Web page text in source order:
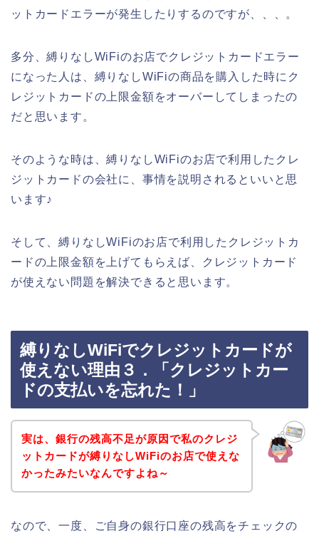
ットカードエラーが発生したりするのですが、、、。
多分、縛りなしWiFiのお店でクレジットカードエラー
になった人は、縛りなしWiFiの商品を購入した時にク
レジットカードの上限金額をオーバーしてしまったの
だと思います。
そのような時は、縛りなしWiFiのお店で利用したクレ
ジットカードの会社に、事情を説明されるといいと思
います♪
そして、縛りなしWiFiのお店で利用したクレジットカ
ードの上限金額を上げてもらえば、クレジットカード
が使えない問題を解決できると思います。
縛りなしWiFiでクレジットカードが
使えない理由３．「クレジットカー
ドの支払いを忘れた！」
実は、銀行の残高不足が原因で私のクレジ
ットカードが縛りなしWiFiのお店で使えな
かったみたいなんですよね～
なので、一度、ご自身の銀行口座の残高をチェックの